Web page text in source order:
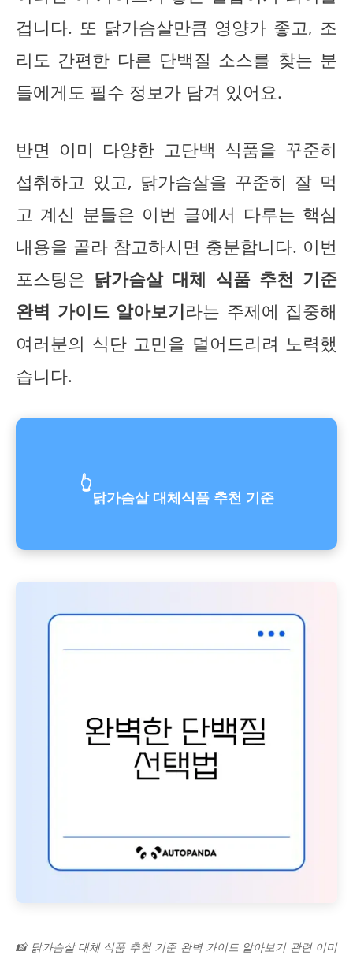
겁니다. 또 닭가슴살만큼 영양가 좋고, 조
리도 간편한 다른 단백질 소스를 찾는 분
들에게도 필수 정보가 담겨 있어요.
반면 이미 다양한 고단백 식품을 꾸준히
섭취하고 있고, 닭가슴살을 꾸준히 잘 먹
고 계신 분들은 이번 글에서 다루는 핵심
내용을 골라 참고하시면 충분합니다. 이번
포스팅은 닭가슴살 대체 식품 추천 기준
완벽 가이드 알아보기라는 주제에 집중해
여러분의 식단 고민을 덜어드리려 노력했
습니다.
👆
닭가슴살 대체식품 추천 기준
📸 닭가슴살 대체 식품 추천 기준 완벽 가이드 알아보기 관련 이미